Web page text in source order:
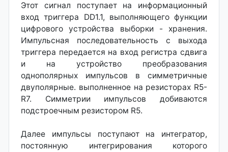
Этот сигнал поступает на информационный
вход триггера DD1.1, выполняющего функции
цифрового устройства выборки - хранения.
Импульсная последовательность с выхода
триггера передается на вход регистра сдвига
и на устройство преобразования
однополярных импульсов в симметричные
двуполярные. выполненное на резисторах R5-
R7. Симметрии импульсов добиваются
подстроечным резистором R5.
Далее импульсы поступают на интегратор,
постоянную интегрирования которого